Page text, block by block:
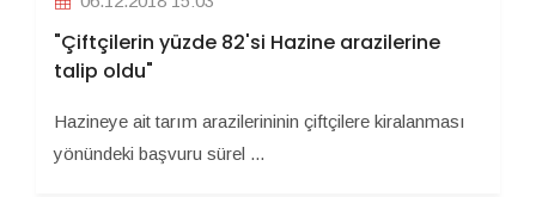
"Çiftçilerin yüzde 82'si Hazine arazilerine
talip oldu"
Hazineye ait tarım arazilerininin çiftçilere kiralanması
yönündeki başvuru sürel ...